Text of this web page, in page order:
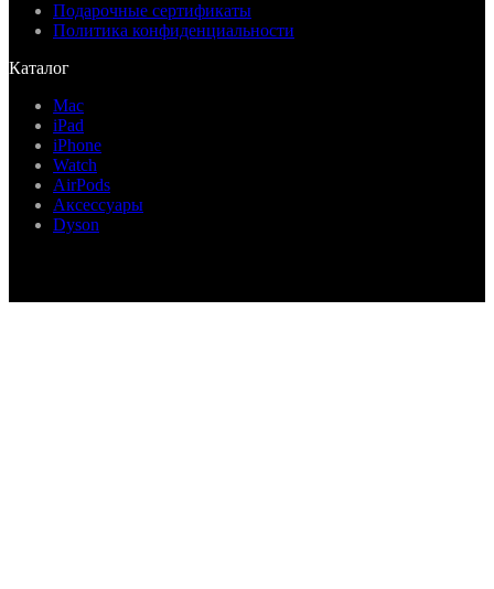
Подарочные сертификаты
Политика конфиденциальности
Каталог
Mac
iPad
iPhone
Watch
AirPods
Аксессуары
Dyson